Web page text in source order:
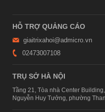
HỖ TRỢ QUẢNG CÁO
giaitrixahoi@admicro.vn
02473007108
TRỤ SỞ HÀ NỘI
Tầng 21, Tòa nhà Center
Nguyễn Huy Tưởng, phường